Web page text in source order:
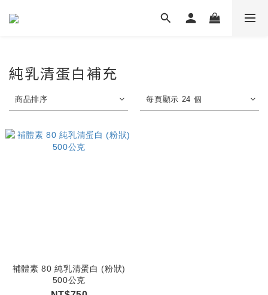
純乳清蛋白補充
商品排序 每頁顯示 24 個
補體素 80 純乳清蛋白 (粉狀)
500公克